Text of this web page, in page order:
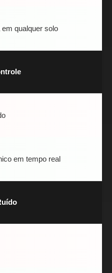
qualquer solo
em tempo real